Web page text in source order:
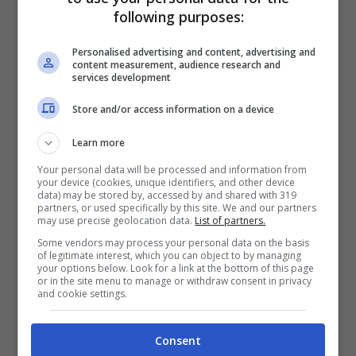
POTREBBE INTERESSARTI ANCHE >>>
Calciomercato Juve: colpo da Raiola
following purposes:
Personalised advertising and content, advertising and
content measurement, audience research and
services development
Store and/or access information on a device
Learn more
Your personal data will be processed and information from
your device (cookies, unique identifiers, and other device
data) may be stored by, accessed by and shared with 319
partners, or used specifically by this site. We and our partners
may use precise geolocation data. List of partners.
Some vendors may process your personal data on the basis
of legitimate interest, which you can object to by managing
your options below. Look for a link at the bottom of this page
or in the site menu to manage or withdraw consent in privacy
and cookie settings.
Consent